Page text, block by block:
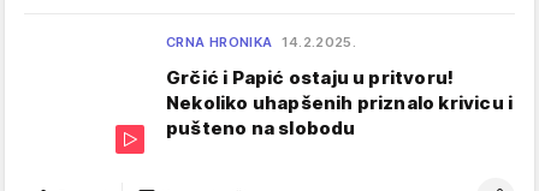
CRNA HRONIKA 14.2.2025.
Grčić i Papić ostaju u pritvoru!
Nekoliko uhapšenih priznalo krivicu i
pušteno na slobodu